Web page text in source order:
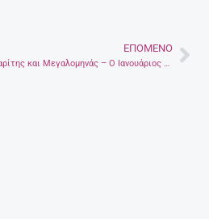
ΕΠΌΜΕΝΟ
Μεσοχείμωνος, Κρυαρίτης και Μεγαλομηνάς – Ο Ιανουάριος είναι εδώ Next